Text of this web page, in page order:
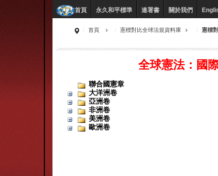
首頁 永久和平標準 連署書 關於我們
首頁 憲標對比全球法規資料庫 憲標
全球憲法：國
聯合國憲章
大洋洲卷
亞洲卷
非洲卷
美洲卷
歐洲卷